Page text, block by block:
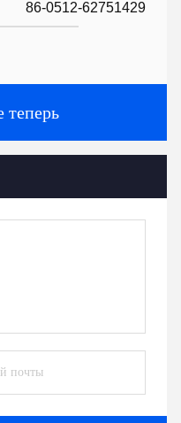
86-0512-62751429
теперь